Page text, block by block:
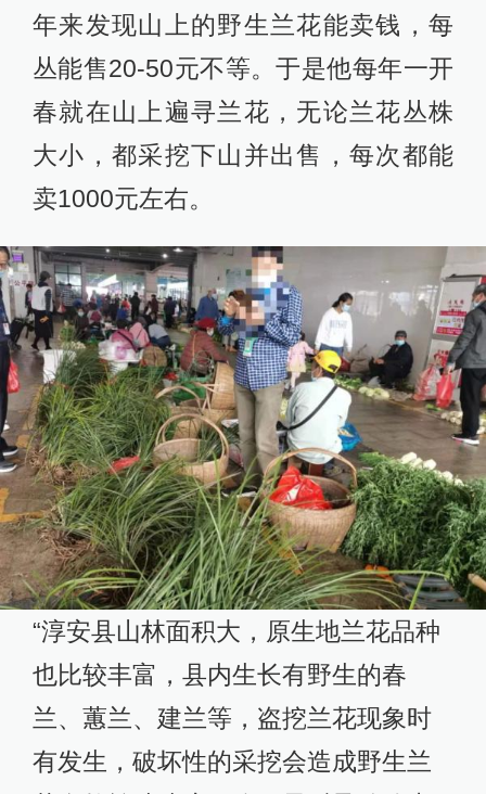
年来发现山上的野生兰花能卖钱，每
丛能售20-50元不等。于是他每年一开
春就在山上遍寻兰花，无论兰花丛株
大小，都采挖下山并出售，每次都能
卖1000元左右。
“淳安县山林面积大，原生地兰花品种
也比较丰富，县内生长有野生的春
兰、蕙兰、建兰等，盗挖兰花现象时
有发生，破坏性的采挖会造成野生兰